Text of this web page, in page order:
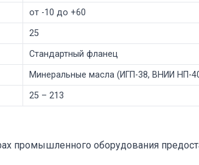
от -10 до +60
25
Стандартный фланец
Минеральные масла (ИГП-38, ВНИИ НП-
25 – 213
промышленного оборудования